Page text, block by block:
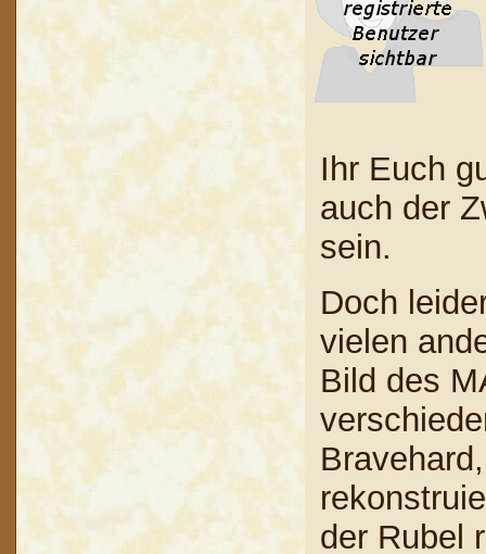
Ihr Euch
auch der
sein.
Doch
vielen
Bild des
der Rubel